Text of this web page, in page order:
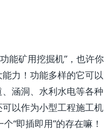
能矿用挖掘机”，也许你
力！功能多样的它可以
涵洞、水利水电等各种
以作为小型工程施工机
“即插即用”的存在嘛！